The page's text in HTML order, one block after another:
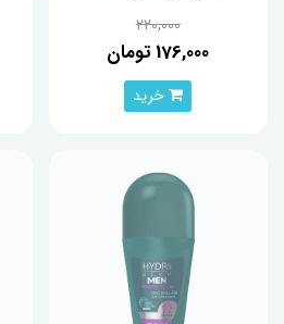
میلی لیتر
220,000
176,000 تومان
خرید